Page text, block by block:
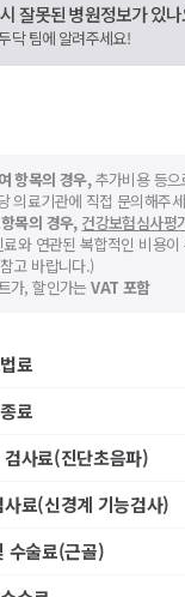
잘못된 병원정보가 있
닥 팀에 알려주세요!
항목의 경우,추가비용 등으
의료기관에 직접 문의해주
목의 경우, 건강보험심사평
료와 연관된 복합적인 비용
고 바랍니다.)
가, 할인가는VAT 포함
료
료
사료(진단초음파)
료(신경계 기능검사)
수술료(근골)